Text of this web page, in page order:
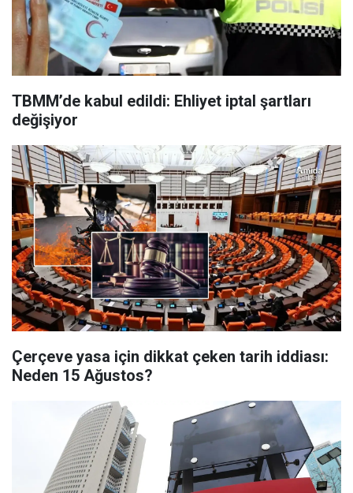
TBMM’de kabul edildi: Ehliyet iptal şartları
değişiyor
Çerçeve yasa için dikkat çeken tarih iddiası:
Neden 15 Ağustos?